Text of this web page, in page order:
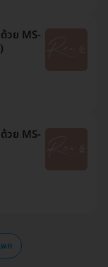
วย MS-
วย MS-
พค